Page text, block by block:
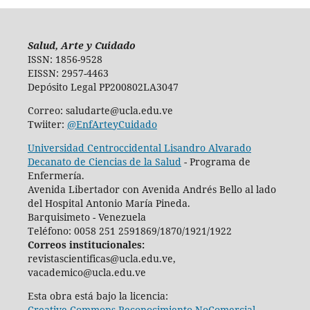
Salud, Arte y Cuidado
ISSN: 1856-9528
EISSN: 2957-4463
Depósito Legal PP200802LA3047
Correo: saludarte@ucla.edu.ve
Twiiter: @EnfArteyCuidado
Universidad Centroccidental Lisandro Alvarado
Decanato de Ciencias de la Salud- Programa de
Enfermería.
Avenida Libertador con Avenida Andrés Bello al lado
del Hospital Antonio María Pineda.
Barquisimeto - Venezuela
Teléfono: 0058 251 2591869/1870/1921/1922
Correos institucionales:
revistascientificas@ucla.edu.ve,
vacademico@ucla.edu.ve
Esta obra está bajo la licencia: